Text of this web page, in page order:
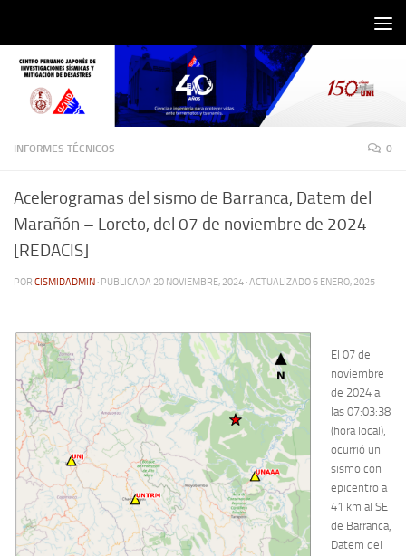
INFORMES TÉCNICOS 0
Acelerogramas del sismo de Barranca, Datem del
Marañón – Loreto, del 07 de noviembre de 2024
[REDACIS]
POR CISMIDADMIN · PUBLICADA 20 NOVIEMBRE, 2024 · ACTUALIZADO6 ENERO, 2025
El 07 de
noviembre
de 2024 a
las 07:03:38
(hora local),
ocurrió un
sismo con
epicentro a
41 km al SE
de Barranca,
Datem del